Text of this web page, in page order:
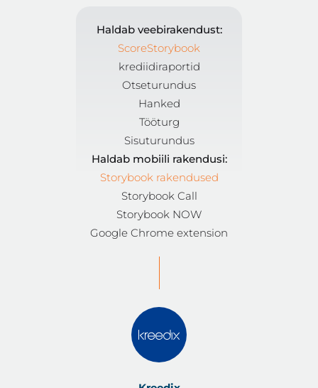
Haldab veebirakendust:
ScoreStorybook
krediidiraportid
Otseturundus
Hanked
Tööturg
Sisuturundus
Haldab mobiili rakendusi:
Storybook rakendused
Storybook Call
Storybook NOW
Google Chrome extension